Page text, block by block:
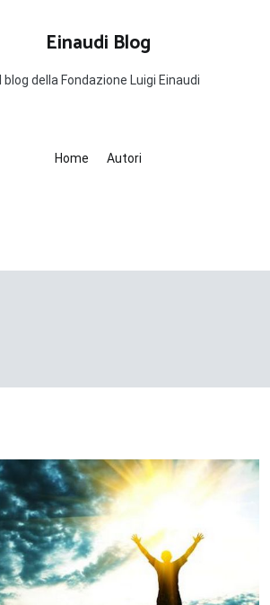
Einaudi Blog
Il blog della Fondazione Luigi Einaudi
Home Autori